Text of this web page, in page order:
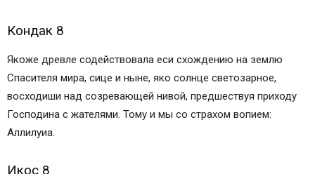
Кондак 8
Якоже древле содействовала еси схождению на землю
Спасителя мира, сице и ныне, яко солнце светозарное,
восходиши над созревающей нивой, предшествуя приходу
Господина с жателями. Тому и мы со страхом вопием:
Аллилуиа.
Икос 8